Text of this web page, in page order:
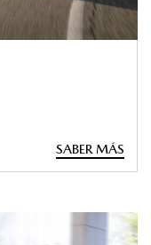
SABER MÁS